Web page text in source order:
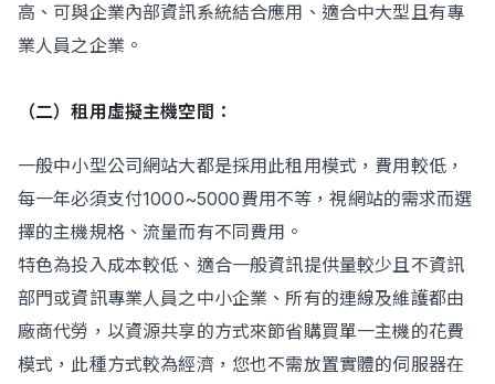
高、可與企業內部資訊系統結合應用、適合中大型且有專
業人員之企業。
（二）租用虛擬主機空間：
一般中小型公司網站大都是採用此租用模式，費用較低，
每一年必須支付1000~5000費用不等，視網站的需求而選
擇的主機規格、流量而有不同費用。
特色為投入成本較低、適合一般資訊提供量較少且不資訊
部門或資訊專業人員之中小企業、所有的連線及維護都由
廠商代勞，以資源共享的方式來節省購買單一主機的花費
模式，此種方式較為經濟，您也不需放置實體的伺服器在